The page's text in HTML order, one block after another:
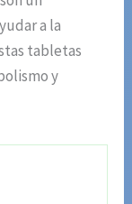
a la
tabletas
y